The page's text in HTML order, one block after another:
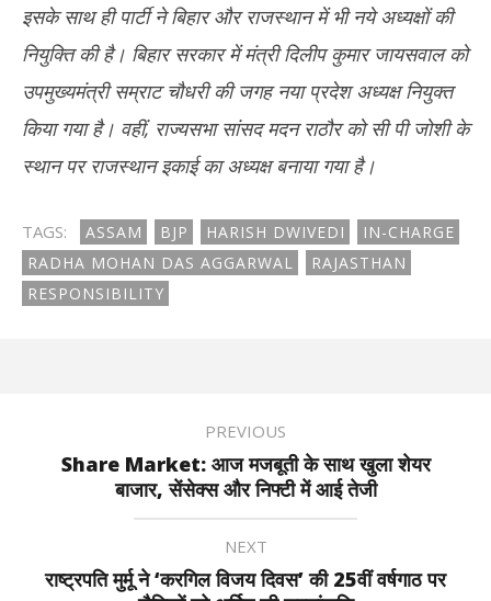
इसके साथ ही पार्टी ने बिहार और राजस्थान में भी नये अध्यक्षों की
नियुक्ति की है। बिहार सरकार में मंत्री दिलीप कुमार जायसवाल को
उपमुख्यमंत्री सम्राट चौधरी की जगह नया प्रदेश अध्यक्ष नियुक्त
किया गया है। वहीं, राज्यसभा सांसद मदन राठौर को सी पी जोशी के
स्थान पर राजस्थान इकाई का अध्यक्ष बनाया गया है।
TAGS: ASSAM BJP HARISH DWIVEDI
IN-CHARGE
RADHA MOHAN DAS AGGARWAL
RAJASTHAN
RESPONSIBILITY
PREVIOUS
Share Market: आज मजबूती के साथ खुला शेयर
बाजार, सेंसेक्स और निफ्टी में आई तेजी
NEXT
राष्ट्रपति मुर्मू ने ‘करगिल विजय दिवस’ की 25वीं वर्षगाठ पर